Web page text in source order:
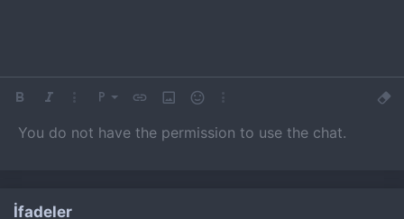
Kalın Yatık Daha fazla seçenek…
Paragraf biçimi
Normal
Başlık 1
Bağlantı ekle
Resim ekle
İfadeler
Yazı boyutu
10
18
Metin rengi
Yazı tipi
Arial
Book Antiqua
Üzeri çizik
Altını çizSatır içi kod
Satır içi spoiler
AlıntıMedyaTablo ekleYatay çizgi ekle
Spoyler
Kod
You do not have the permission to use the chat.
İfadeler